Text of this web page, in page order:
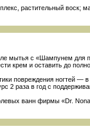
,растительный воск;
мытья с «Шампунем для
крем и оставить до
повреждения ногтей —
2 раза в год с
ванн фирмы «Dr.